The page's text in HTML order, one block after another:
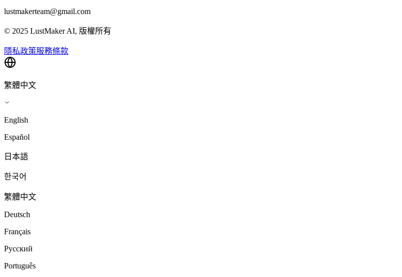
lustmakerteam@gmail.com
© 2025 LustMaker AI, 版權所有
隱私政策服務條款
繁體中文
English
Español
日本語
한국어
繁體中文
Deutsch
Français
Русский
Português